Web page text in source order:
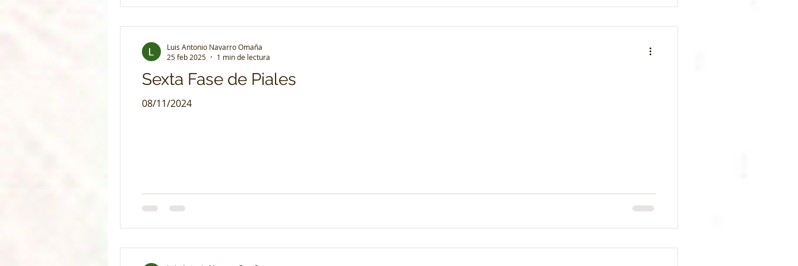
Sexta Fase de Piales
08/11/2024
Luis Antonio Navarro Omaña
25 feb 2025
1 min de lectura